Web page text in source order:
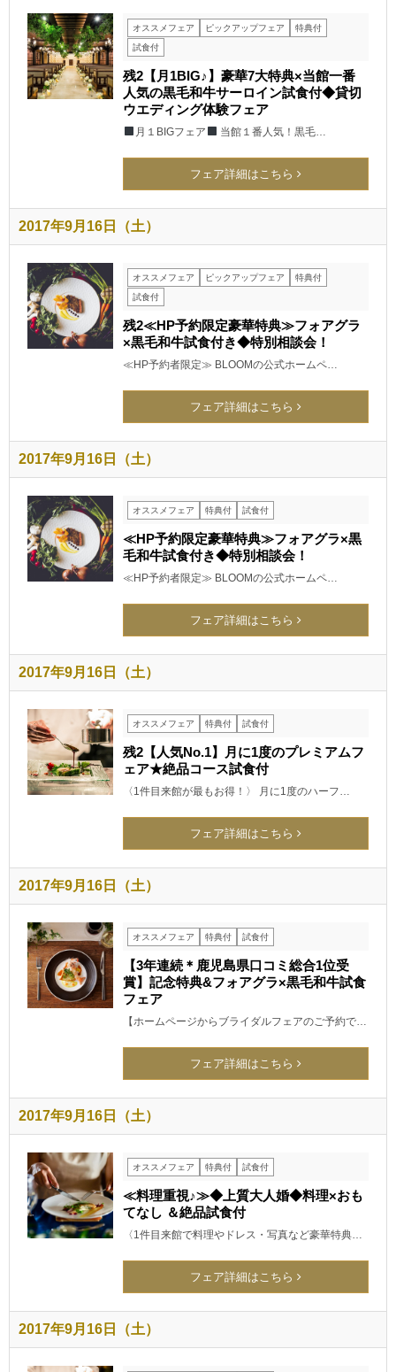
オススメフェア ピックアップフェア
特典付
試食付
残2【月1BIG♪】豪華7大特典×当館一番
人気の黒毛和牛サーロイン試食付◆貸切
ウエディング体験フェア
月１BIGフェア 当館１番人気！黒毛…
フェア詳細はこちら
2017年9月16日（土）
オススメフェア ピックアップフェア
特典付
試食付
残2≪HP予約限定豪華特典≫フォアグラ
×黒毛和牛試食付き◆特別相談会！
≪HP予約者限定≫ BLOOMの公式ホームペ…
フェア詳細はこちら
2017年9月16日（土）
オススメフェア 特典付 試食付
≪HP予約限定豪華特典≫フォアグラ×黒
毛和牛試食付き◆特別相談会！
≪HP予約者限定≫ BLOOMの公式ホームペ…
フェア詳細はこちら
2017年9月16日（土）
オススメフェア 特典付 試食付
残2【人気No.1】月に1度のプレミアムフ
ェア★絶品コース試食付
〈1件目来館が最もお得！〉 月に1度のハーフ…
フェア詳細はこちら
2017年9月16日（土）
オススメフェア 特典付 試食付
【3年連続＊鹿児島県口コミ総合1位受
賞】記念特典&フォアグラ×黒毛和牛試食
フェア
【ホームページからブライダルフェアのご予約で…
フェア詳細はこちら
2017年9月16日（土）
オススメフェア 特典付 試食付
≪料理重視♪≫◆上質大人婚◆料理×おも
てなし ＆絶品試食付
〈1件目来館で料理やドレス・写真など豪華特典…
フェア詳細はこちら
2017年9月16日（土）